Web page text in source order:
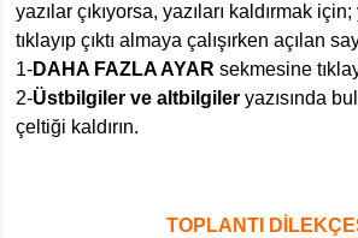
yazılar çıkıyorsa, yazıları kaldırmak
tıklayıp çıktı almaya çalışırken açılan
1-DAHA FAZLA AYAR sekmesine
2-Üstbilgiler ve altbilgiler yazısında
çeltiği kaldırın.
TOPLANTI